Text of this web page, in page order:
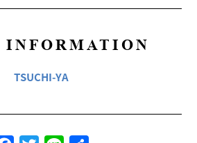
INFORMATION
TSUCHI-YA